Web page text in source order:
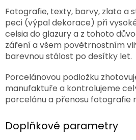
Fotografie, texty, barvy, zlato a
peci (výpal dekorace) při
celsia do glazury a z tohoto
záření a všem povětrnostním
barevnou stálost po desítky let.
Porcelánovou podložku
manufaktuře a kontrolujeme
porcelánu a přenosu fotografie
Doplňkové parametry